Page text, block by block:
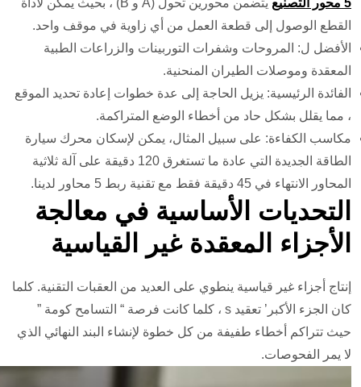
5 محور التصنيع
يتضمن محورين تحول (A و B) ، بحيث يمكن لأداة
القطع الوصول إلى قطعة العمل من أي زاوية في موقف واحد.
الأفضل ل: المروحات وشفرات التوربينات والزراعات الطبية
المعقدة وموصلات الطيران المنحنية.
الفائدة الرئيسية: يزيل الحاجة إلى عدة خطوات إعادة تحديد الموقع
، مما يقلل بشكل حاد من أخطاء الوضع المتراكمة.
مكاسب الكفاءة: على سبيل المثال، يمكن لإسكان محرك سيارة
الطاقة الجديدة التي عادة ما تستغرق 120 دقيقة على آلة ثلاثية
المحاور الانتهاء في 45 دقيقة فقط مع تقنية ربط 5 محاور لدينا.
التحديات الأساسية في معالجة
الأجزاء المعقدة غير القياسية
إنتاج أجزاء غير قياسية ينطوي على العديد من العقبات التقنية. كلما
كان الجزء الأكبر’ تعقيد s ، كلما كانت فرصة “ التسامح كومة ”
حيث تتراكم أخطاء طفيفة من كل خطوة لإنشاء البند النهائي الذي
لا يمر الفحوصات.